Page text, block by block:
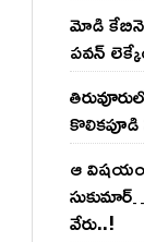
మోడి
ప‌వ‌న్
ఆ
వేరు..!